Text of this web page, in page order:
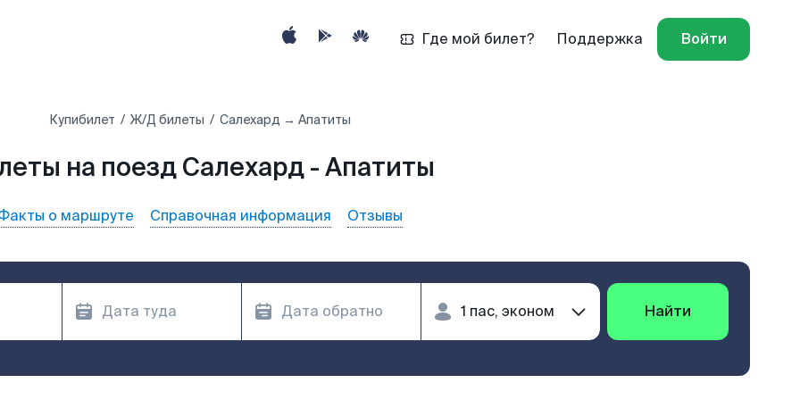
Где мой билет? Поддержка Войти
Купибилет Ж/Д билеты Салехард → Апатиты
на поезд Салехард - Апатиты
о маршруте Справочная информация Отзывы
Найти